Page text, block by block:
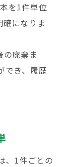
を1件単位
になりま
の廃棄ま
でき、履歴
、1件ごとの